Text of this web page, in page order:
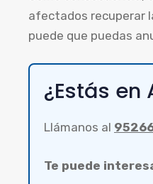
afectados recuperar
puede que puedas
¿Estás en
Llámanos al
Te puede